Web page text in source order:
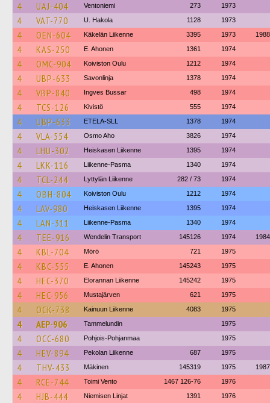
4 UAJ-404 Ventoniemi 273 1973
4 VAT-770 U. Hakola 1128 1973
4 OEN-604 Käkelän Liikenne 3395 1973 1988
4 KAS-250 E. Ahonen 1361 1974
4 OMC-904 Koiviston Oulu 1212 1974
4 UBP-633 Savonlinja 1378 1974
4 VBP-840 Ingves Bussar 498 1974
4 TCS-126 Kivistö 555 1974
4 UBP-633 ETELA-SLL 1378 1974
4 VLA-554 Osmo Aho 3826 1974
4 LHU-302 Heiskasen Liikenne 1395 1974
4 LKK-116 Liikenne-Pasma 1340 1974
4 TCL-244 Lyttylän Liikenne 282 / 73 1974
4 OBH-804 Koiviston Oulu 1212 1974
4 LAV-980 Heiskasen Liikenne 1395 1974
4 LAN-311 Liikenne-Pasma 1340 1974
4 TEE-916 Wendelin Transport 145126 1974 1984
4 KBL-704 Mörö 721 1975
4 KBC-555 E. Ahonen 145243 1975
4 HEC-370 Elorannan Liikenne 145242 1975
4 HEC-956 Mustajärven 621 1975
4 OCK-738 Kainuun Liikenne 4083 1975
4 AEP-906 Tammelundin 1975
4 OCC-680 Pohjois-Pohjanmaa 1975
4 HEV-894 Pekolan Liikenne 687 1975
4 THV-433 Mäkinen 145319 1975 1987
4 RCE-744 Toimi Vento 1467 126-76 1976
4 HJB-444 Niemisen Linjat 1391 1976